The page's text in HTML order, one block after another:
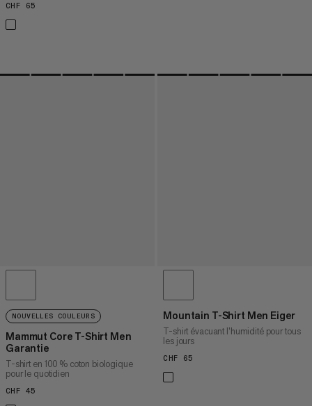
CHF 65
NOUVELLES COULEURS
Mammut Core T-Shirt Men
Garantie
T-shirt en 100 % coton biologique
pour le quotidien
CHF 45
Mountain T-Shirt Men Eiger
T-shirt évacuant l’humidité pour tous
les jours
CHF 65